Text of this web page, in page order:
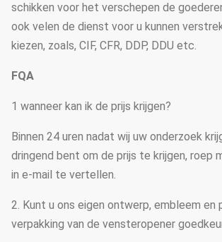
schikken voor het verschepen de
ook velen de dienst voor u kunnen
kiezen, zoals, CIF, CFR, DDP, DDU etc.
FQA
1 wanneer kan ik de prijs krijgen?
Binnen 24 uren nadat wij uw onderzoek
dringend bent om de prijs te krijgen, roep
in e-mail te vertellen.
2. Kunt u ons eigen ontwerp, embleem en
verpakking van de vensteropener